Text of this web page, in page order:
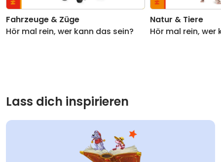
Fahrzeuge & Züge
Hör mal rein, wer kann das sein?
Natur & Tiere
Hör mal rein, wer
Lass dich inspirieren